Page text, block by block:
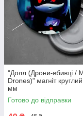
"Долл (Дрони-вбивці /
Drones)" магніт
мм
Готово до відправки